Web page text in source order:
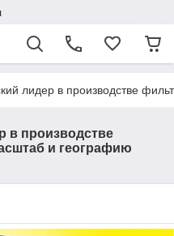
лидер в производстве
в производстве
и географию